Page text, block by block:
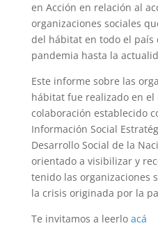
en Acción en relación al
organizaciones sociales
del hábitat en todo el país
pandemia hasta la
Este informe sobre las
hábitat fue realizado en el
colaboración establecido
Información Social
Desarrollo Social de la
orientado a visibilizar y
tenido las organizaciones
la crisis originada por la
Te invitamos a leerlo acá